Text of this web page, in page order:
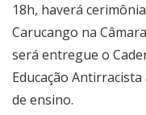
18h, haverá
Carucango na
será entregue o
Educação
de ensino.